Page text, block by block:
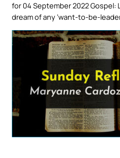
for 04 September 2022 Gospel:
dream of any ‘want-to-be-